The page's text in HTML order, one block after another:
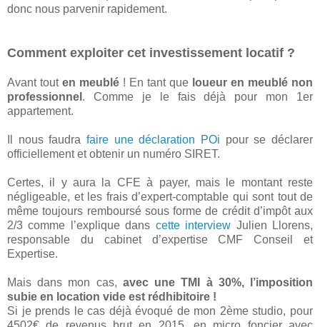
donc nous parvenir rapidement.
Comment exploiter cet investissement locatif ?
Avant tout en meublé ! En tant que loueur en meublé non
professionnel . Comme je le fais déjà pour mon 1er
appartement.
Il nous faudra faire une déclaration POi pour se déclarer
officiellement et obtenir un numéro SIRET.
Certes, il y aura la CFE à payer, mais le montant reste
négligeable, et les frais d’expert-comptable qui sont tout de
même toujours remboursé sous forme de crédit d’impôt aux
2/3 comme l’explique dans cette interview Julien Llorens,
responsable du cabinet d’expertise CMF Conseil et
Expertise.
Mais dans mon cas, avec une TMI à 30%, l’imposition
subie en location vide est rédhibitoire !
Si je prends le cas déjà évoqué de mon 2ème studio, pour